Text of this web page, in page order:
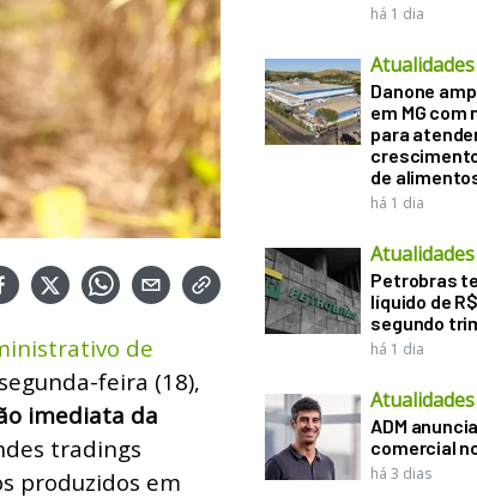
de
feira (18),
imediata da
tradings
produzidos em
há 1 dia
Atualidades
Danone
em MG com
para
de
há 1 dia
Atualidades
Petrobras
líquido de
segundo
há 1 dia
Atualidades
ADM
comercial
há 3 dias